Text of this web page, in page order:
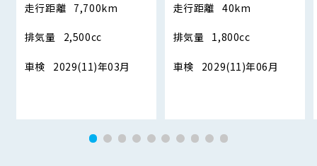
走行距離 7,700km
排気量 2,500cc
車検 2029(11)年03月
走行距離 40km
排気量 1,800cc
車検 2029(11)年06月